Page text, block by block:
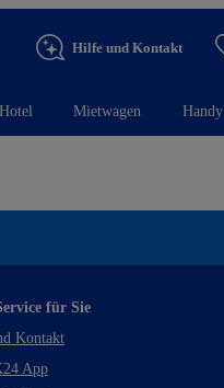
Hilfe und Kontakt
Hotel Mietwagen Handy
für Sie
Kontakt
App